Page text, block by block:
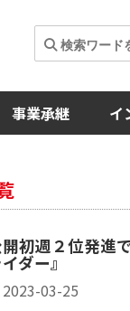
事業承継 イ
初週２位発進
ダー』
2023-03-25